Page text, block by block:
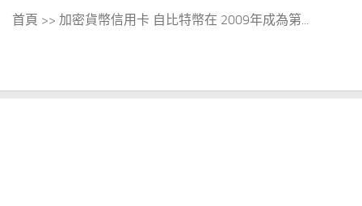
首頁 >> 加密貨幣信用卡 自比特幣在 2009年成為第...